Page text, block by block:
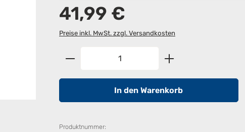
Regulärer Preis:
41,99 €
Preise inkl. MwSt. zzgl. Versandkosten
Produkt Anzahl: Gib den
In den Warenkorb
Produktnummer: